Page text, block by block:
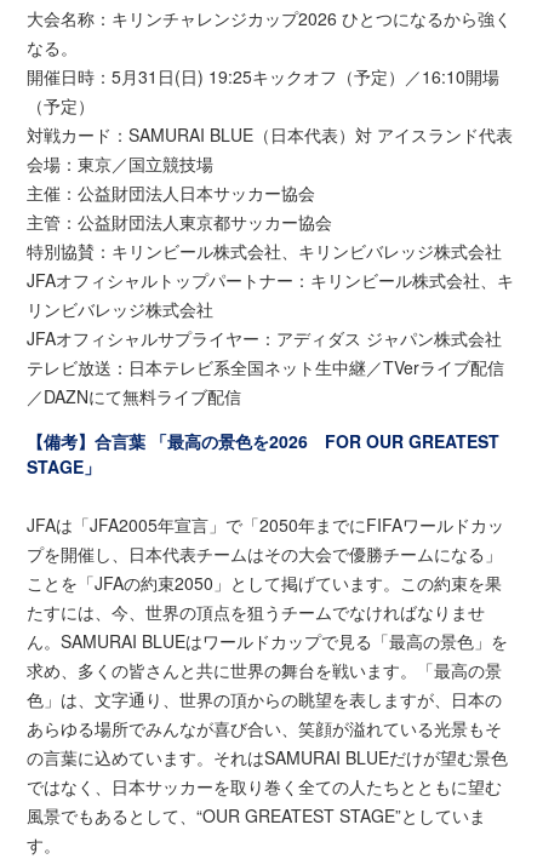
大会名称：キリンチャレンジカップ2026 ひとつになるから強く
なる。
開催日時：5月31日(日) 19:25キックオフ（予定）／16:10開場
（予定）
対戦カード：SAMURAI BLUE（日本代表）対 アイスランド代表
会場：東京／国立競技場
主催：公益財団法人日本サッカー協会
主管：公益財団法人東京都サッカー協会
特別協賛：キリンビール株式会社、キリンビバレッジ株式会社
JFAオフィシャルトップパートナー：キリンビール株式会社、キ
リンビバレッジ株式会社
JFAオフィシャルサプライヤー：アディダス ジャパン株式会社
テレビ放送：日本テレビ系全国ネット生中継／TVerライブ配信
／DAZNにて無料ライブ配信
【備考】合言葉 「最高の景色を2026 FOR OUR GREATEST
STAGE」
JFAは「JFA2005年宣言」で「2050年までにFIFAワールドカッ
プを開催し、日本代表チームはその大会で優勝チームになる」
ことを「JFAの約束2050」として掲げています。この約束を果
たすには、今、世界の頂点を狙うチームでなければなりませ
ん。SAMURAI BLUEはワールドカップで見る「最高の景色」を
求め、多くの皆さんと共に世界の舞台を戦います。「最高の景
色」は、文字通り、世界の頂からの眺望を表しますが、日本の
あらゆる場所でみんなが喜び合い、笑顔が溢れている光景もそ
の言葉に込めています。それはSAMURAI BLUEだけが望む景色
ではなく、日本サッカーを取り巻く全ての人たちとともに望む
風景でもあるとして、“OUR GREATEST STAGE”としていま
す。